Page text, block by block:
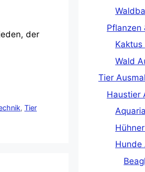
der
,Tier
Pflanzen
Wald
Tier
Haustier
Hunde